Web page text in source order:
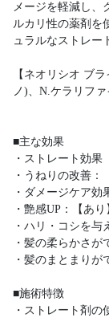
メージを軽減し、
ルカリ性の薬剤を
ュラルなストレー
【ネオリシオ ブ
ノ)、N.ケラリフ
■主な効果
・ストレート効果
・うねりの改善：
・ダメージケア効
・艶感UP：【あり
・ハリ・コシを与
・髪の柔らかさが
・髪のまとまりが
■施術特徴
・ストレート剤の